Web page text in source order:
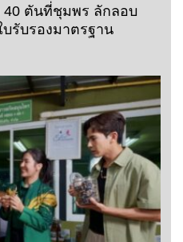
40 ตันที่ชุมพร ลักลอบ
รับรองมาตรฐาน